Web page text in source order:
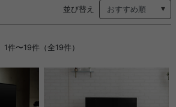
並び替え
1件〜19件（全19件）